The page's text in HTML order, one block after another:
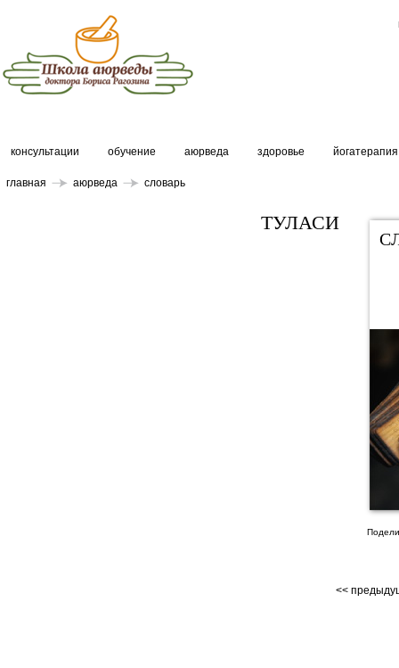
консультации обучение аюрведа здоровье йогатерапия
главная аюрведа словарь
ТУЛАСИ
<<